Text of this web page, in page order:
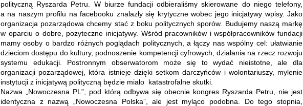
polityczną Ryszarda Petru. W biurze fundacji odbieraliśmy skierowane do niego telefony,
a na naszym profilu na facebooku znalazły się krytyczne wobec jego inicjatywy wpisy. Jako
organizacja pozarządowa chcemy stać z boku politycznych sporów. Budujemy naszą markę
w oparciu o dobre, pożyteczne inicjatywy. Wśród pracowników i współpracowników fundacji
mamy osoby o bardzo różnych poglądach politycznych, a łączy nas wspólny cel: ułatwianie
dzieciom dostępu do kultury, podnoszenie kompetencji cyfrowych, działania na rzecz rozwoju
systemu edukacji. Postronnym obserwatorom może się to wydać nieistotne, ale dla
organizacji pozarządowej
która istnieje dzięki setkom darczyńców i wolontariuszy,
mylenie
instytucji z inicjatywą polityczną będzie miało katastrofalne skutki.
Nazwa „Nowoczesna PL”
pod którą odbywa się obecnie kongres Ryszarda Petru
nie jest
identyczna z nazwą „Nowoczesna Polska”, ale jest myląco podobna. Do tego stopnia,